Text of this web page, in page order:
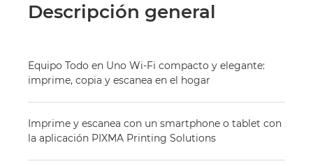
Descripción general
Equipo Todo en Uno Wi-Fi compacto y elegante:
imprime, copia y escanea en el hogar
Imprime y escanea con un smartphone o tablet con
la aplicación PIXMA Printing Solutions